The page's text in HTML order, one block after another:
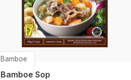
Bamboe
Bamboe Sop